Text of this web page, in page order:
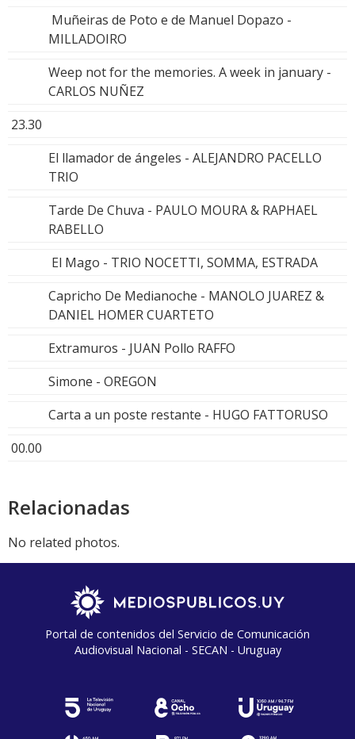
Muñeiras de Poto e de Manuel Dopazo -
MILLADOIRO
Weep not for the memories. A week in january -
CARLOS NUÑEZ
23.30
El llamador de ángeles - ALEJANDRO PACELLO
TRIO
Tarde De Chuva - PAULO MOURA & RAPHAEL
RABELLO
El Mago - TRIO NOCETTI, SOMMA, ESTRADA
Capricho De Medianoche - MANOLO JUAREZ &
DANIEL HOMER CUARTETO
Extramuros - JUAN Pollo RAFFO
Simone - OREGON
Carta a un poste restante - HUGO FATTORUSO
00.00
Relacionadas
No related photos.
Portal de contenidos del Servicio de Comunicación
Audiovisual Nacional - SECAN - Uruguay